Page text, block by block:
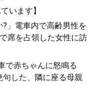
います】
」電車内で高齢男性を
席を占領した女性に訪
で赤ちゃんに怒鳴る
した、隣に座る母親